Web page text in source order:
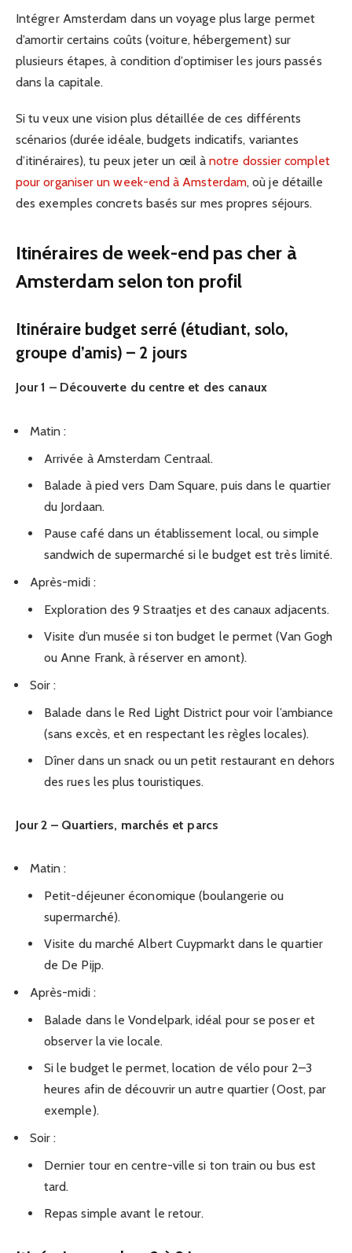
Intégrer Amsterdam dans un voyage plus large permet
d’amortir certains coûts (voiture, hébergement) sur
plusieurs étapes, à condition d’optimiser les jours passés
dans la capitale.
Si tu veux une vision plus détaillée de ces différents
scénarios (durée idéale, budgets indicatifs, variantes
d’itinéraires), tu peux jeter un œil ànotre dossier complet
pour organiser un week-end à Amsterdam, où je détaille
des exemples concrets basés sur mes propres séjours.
Itinéraires de week-end pas cher à
Amsterdam selon ton profil
Itinéraire budget serré (étudiant, solo,
groupe d’amis) – 2 jours
Jour 1 – Découverte du centre et des canaux
Matin :
Arrivée à Amsterdam Centraal.
Balade à pied vers Dam Square, puis dans le quartier
du Jordaan.
Pause café dans un établissement local, ou simple
sandwich de supermarché si le budget est très limité.
Après-midi :
Exploration des 9 Straatjes et des canaux adjacents.
Visite d’un musée si ton budget le permet (Van Gogh
ou Anne Frank, à réserver en amont).
Soir :
Balade dans le Red Light District pour voir l’ambiance
(sans excès, et en respectant les règles locales).
Dîner dans un snack ou un petit restaurant en dehors
des rues les plus touristiques.
Jour 2 – Quartiers, marchés et parcs
Matin :
Petit-déjeuner économique (boulangerie ou
supermarché).
Visite du marché Albert Cuypmarkt dans le quartier
de De Pijp.
Après-midi :
Balade dans le Vondelpark, idéal pour se poser et
observer la vie locale.
Si le budget le permet, location de vélo pour 2–3
heures afin de découvrir un autre quartier (Oost, par
exemple).
Soir :
Dernier tour en centre-ville si ton train ou bus est
tard.
Repas simple avant le retour.